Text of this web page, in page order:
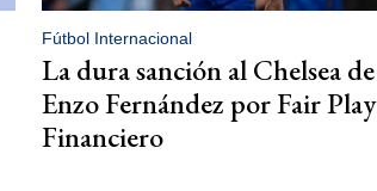
Fútbol Internacional
La dura sanción al Chelsea de
Enzo Fernández por Fair Play
Financiero